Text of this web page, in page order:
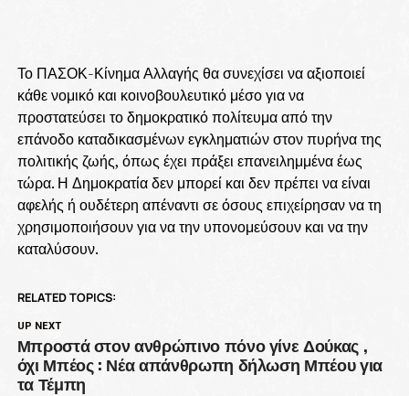
Το ΠΑΣΟΚ-Κίνημα Αλλαγής θα συνεχίσει να αξιοποιεί
κάθε νομικό και κοινοβουλευτικό μέσο για να
προστατεύσει το δημοκρατικό πολίτευμα από την
επάνοδο καταδικασμένων εγκληματιών στον πυρήνα της
πολιτικής ζωής, όπως έχει πράξει επανειλημμένα έως
τώρα. Η Δημοκρατία δεν μπορεί και δεν πρέπει να είναι
αφελής ή ουδέτερη απέναντι σε όσους επιχείρησαν να τη
χρησιμοποιήσουν για να την υπονομεύσουν και να την
καταλύσουν.
RELATED TOPICS:
UP NEXT
Μπροστά στον ανθρώπινο πόνο γίνε Δούκας ,
όχι Μπέος : Νέα απάνθρωπη δήλωση Μπέου για
τα Τέμπη